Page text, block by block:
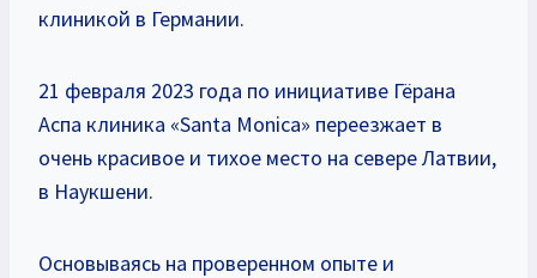
клиникой в Германии.
21 февраля 2023 года по инициативе Гёрана
Аспа клиника «Santa Monica» переезжает в
очень красивое и тихое место на севере Латвии,
в Наукшени.
Основываясь на проверенном опыте и